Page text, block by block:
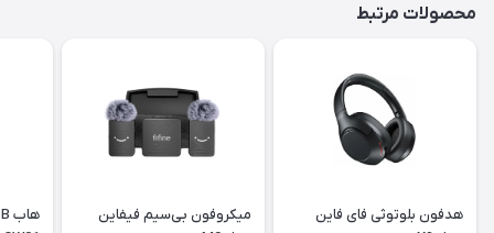
محصولات مرتبط
هدفون بلوتوثی فای فاین
میکروفون بی‌سیم فیفاین